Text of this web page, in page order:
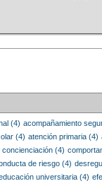
(4) acompañamiento
(4) atención primaria (4)
(4)
de riesgo (4)
universitaria (4)